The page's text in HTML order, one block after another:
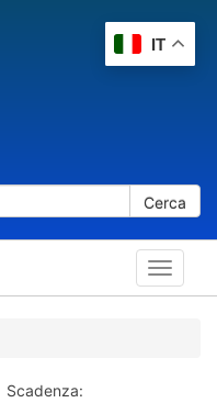
Cerca
Toggle
Scadenza:
IT